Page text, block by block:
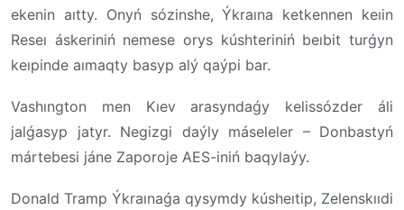
ekenin aıtty. Onyń sózinshe, Ýkraına ketkennen keıin
Reseı áskeriniń nemese orys kúshteriniń beıbit turǵyn
keıpinde aımaqty basyp alý qaýpi bar.
Vashıngton men Kıev arasyndaǵy kelissózder áli
jalǵasyp jatyr. Negizgi daýly máseleler – Donbastyń
mártebesi jáne Zaporoje AES-iniń baqylaýy.
Donald Tramp Ýkraınaǵa qysymdy kúsheıtip, Zelenskııdi